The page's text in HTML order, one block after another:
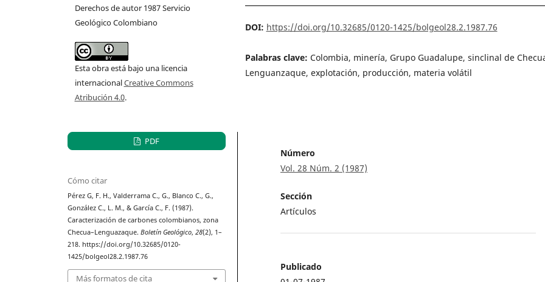
DOI: https://doi.org/10.32685/0120-1425/bolgeol28.2.1987.76
Palabras clave: Colombia, minería, Grupo Guadalupe, sinclinal de
Lenguanzaque, explotación, producción, materia volátil
Derechos de autor 1987 Servicio
Geológico Colombiano
Esta obra está bajo una licencia
internacionalCreative Commons
Atribución 4.0.
PDF
Cómo citar
Pérez G, F. H., Valderrama C., G., Blanco C., G.,
González C., L. M., & García C., F. (1987).
Caracterización de carbones colombianos, zona
Checua–Lenguazaque.Boletín Geológico,28(2), 1–
218. https://doi.org/10.32685/0120-
1425/bolgeol28.2.1987.76
Más formatos de cita
Número
Vol. 28 Núm. 2 (1987)
Sección
Artículos
Publicado